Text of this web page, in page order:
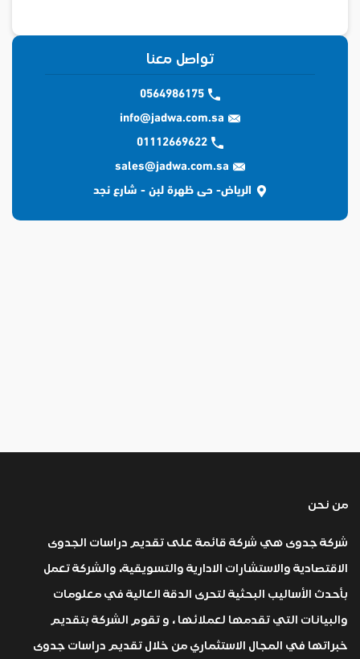
تواصل معنا
0564986175
info@jadwa.com.sa
01112669622
sales@jadwa.com.sa
الرياض- حى ظهرة لبن - شارع نجد
من نحن
شركة جدوى هي شركة قائمة على تقديم دراسات الجدوى
الاقتصادية والاستشارات الادارية والتسويقية، والشركة تعمل
بأحدث الأساليب البحثية لتحرى الدقة العالية في معلومات
والبيانات التي تقدمها لعملائها ، و تقوم الشركة بتقديم
خبراتها في المجال الاستثماري من خلال تقديم دراسات جدوى